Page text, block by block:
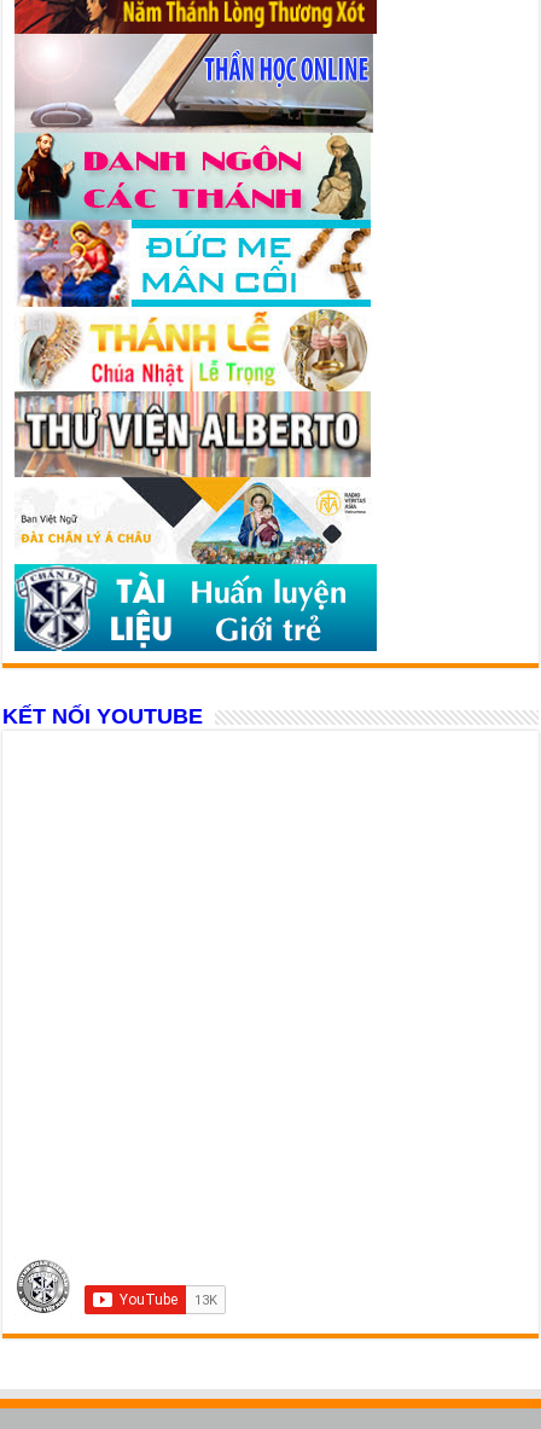
KẾT NỐI YOUTUBE